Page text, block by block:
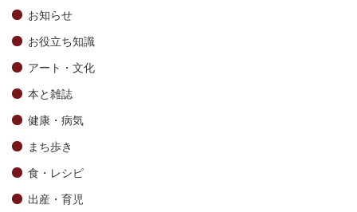
お知らせ
お役立ち知識
アート・文化
本と雑誌
健康・病気
まち歩き
食・レシピ
出産・育児